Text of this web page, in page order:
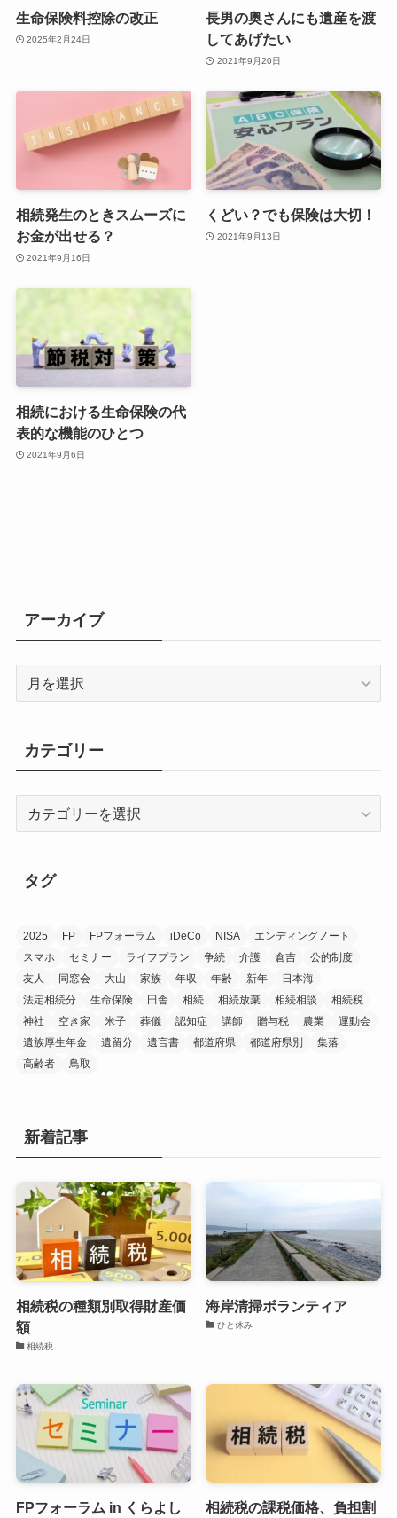
生命保険料控除の改正
2025年2月24日
長男の奥さんにも遺産を渡
してあげたい
2021年9月20日
相続発生のときスムーズに
お金が出せる？
2021年9月16日
くどい？でも保険は大切！
2021年9月13日
相続における生命保険の代
表的な機能のひとつ
2021年9月6日
アーカイブ
ブ
カテゴリー
ー
タグ
2025 FP FPフォーラム iDeCo NISA
エンディングノート
スマホ
セミナー ライフプラン 争続 介護 倉吉
公的制度
友人
同窓会 大山 家族 年収 年齢 新年
日本海
法定相続分
生命保険 田舎 相続 相続放棄 相続相談
相続税
神社
空き家 米子 葬儀 認知症 講師 贈与税 農業
運動会
遺族厚生年金
遺留分 遺言書 都道府県 都道府県別
集落
高齢者
鳥取
新着記事
相続税の種類別取得財産価
額
相続税
海岸清掃ボランティア
ひと休み
FPフォーラム in くらよし 相続税の課税価格、負担割